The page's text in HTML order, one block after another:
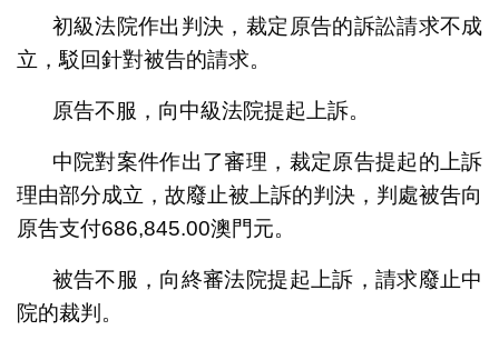
初級法院作出判決，裁定原告的訴訟請求不成
立，駁回針對被告的請求。
原告不服，向中級法院提起上訴。
中院對案件作出了審理，裁定原告提起的上訴
理由部分成立，故廢止被上訴的判決，判處被吿向
原吿支付686,845.00澳門元。
被告不服，向終審法院提起上訴，請求廢止中
院的裁判。